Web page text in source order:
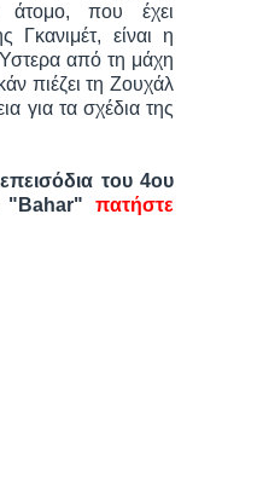
που έχει
Γκανιμέτ, είναι η
από τη μάχη
πιέζει τη Ζουχάλ
για τα σχέδια της
του 4ου
"Bahar" πατήστε